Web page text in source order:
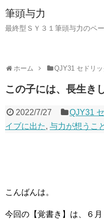
筆頭与力
最終型ＳＹ３１筆頭与力のペ
ホーム QJY31 セドリッ
この子には、長生き
2022/7/27 QJY31
イブに出た, 与力が想うこ
こんばんは。
今回の【覚書き】は、６月